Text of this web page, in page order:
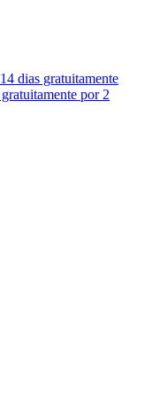
dias gratuitamente
por 2